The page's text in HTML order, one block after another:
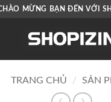
MỪNG BẠN ĐẾN VỚI
TRANG CHỦ / SẢN